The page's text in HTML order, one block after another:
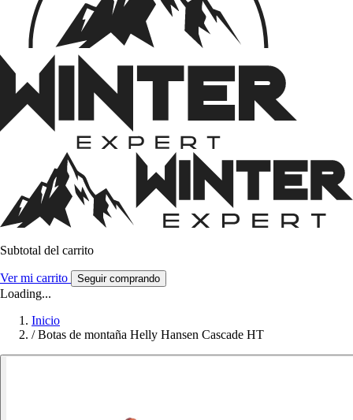
Subtotal del carrito
Ver mi carrito Seguir comprando
Loading...
Inicio
/ Botas de montaña Helly Hansen Cascade HT